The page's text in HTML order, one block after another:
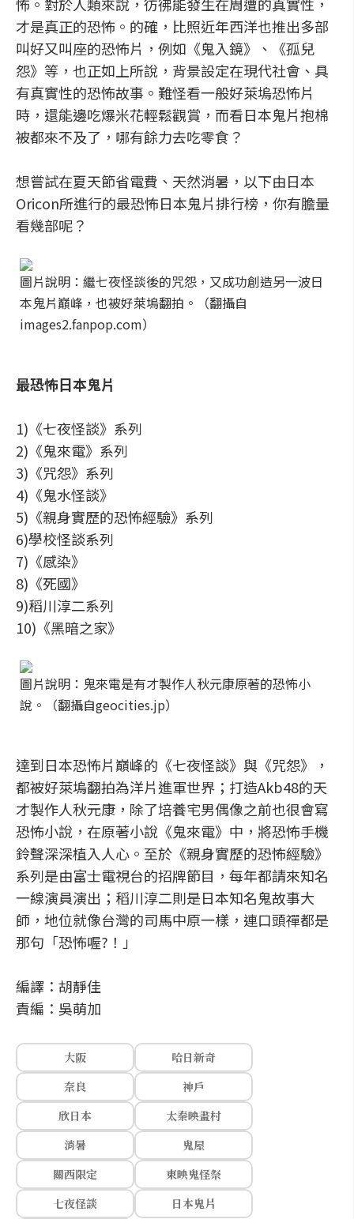
才是真正的恐怖。的確，比照近年西洋也推出多部
叫好又叫座的恐怖片，例如《鬼入鏡》、《孤兒
怨》等，也正如上所說，背景設定在現代社會、具
有真實性的恐怖故事。難怪看一般好萊塢恐怖片
時，還能邊吃爆米花輕鬆觀賞，而看日本鬼片抱棉
被都來不及了，哪有餘力去吃零食？
想嘗試在夏天節省電費、天然消暑，以下由日本
Oricon所進行的最恐怖日本鬼片排行榜，你有膽量
看幾部呢？
圖片說明：繼七夜怪談後的咒怨，又成功創造另一波日
本鬼片巔峰，也被好萊塢翻拍。（翻攝自
images2.fanpop.com）
最恐怖日本鬼片
1)《七夜怪談》系列
2)《鬼來電》系列
3)《咒怨》系列
4)《鬼水怪談》
5)《親身實歷的恐怖經驗》系列
6)學校怪談系列
7)《感染》
8)《死國》
9)稻川淳二系列
10)《黑暗之家》
圖片說明：鬼來電是有才製作人秋元康原著的恐怖小
說。（翻攝自geocities.jp）
達到日本恐怖片巔峰的《七夜怪談》與《咒怨》，
都被好萊塢翻拍為洋片進軍世界；打造Akb48的天
才製作人秋元康，除了培養宅男偶像之前也很會寫
恐怖小說，在原著小說《鬼來電》中，將恐怖手機
鈴聲深深植入人心。至於《親身實歷的恐怖經驗》
系列是由富士電視台的招牌節目，每年都請來知名
一線演員演出；稻川淳二則是日本知名鬼故事大
師，地位就像台灣的司馬中原一樣，連口頭禪都是
那句「恐怖喔?！」
編譯：胡靜佳
責編：吳萌加
大阪
哈日新奇
奈良
神戶
欣日本
太秦映畫村
消暑
鬼屋
關西限定
東映鬼怪祭
七夜怪談
日本鬼片